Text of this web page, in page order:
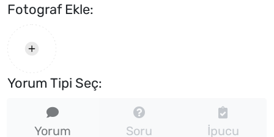
Fotograf Ekle:
Yorum Tipi Seç:
Yorum Soru İpucu